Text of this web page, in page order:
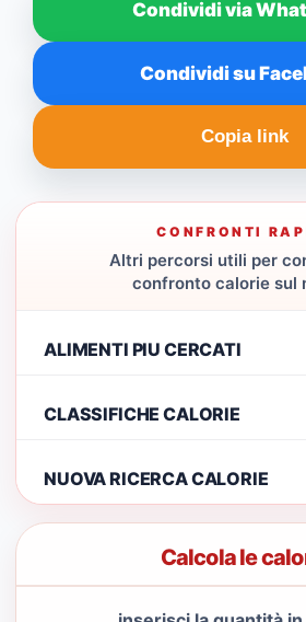
Condividi via
Condividi su
Copia link
CONFRONTI
Altri percorsi utili per
confronto calorie sul
ALIMENTI PIU CERCATI
CLASSIFICHE CALORIE
NUOVA RICERCA CALORIE
Calcola le